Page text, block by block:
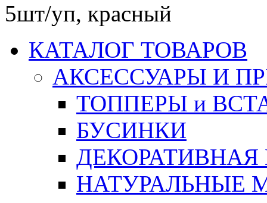
5шт/уп, красный
КАТАЛОГ ТОВАРОВ
АКСЕССУАРЫ И
ТОППЕРЫ и
БУСИНКИ
ДЕКОРАТИВНАЯ
НАТУРАЛЬНЫЕ